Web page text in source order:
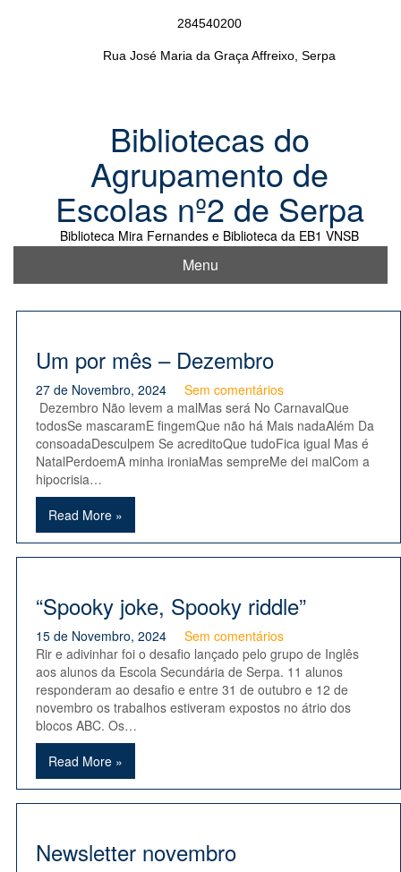
284540200
Rua José Maria da Graça Affreixo, Serpa
Bibliotecas do
Agrupamento de
Escolas nº2 de Serpa
Biblioteca Mira Fernandes e Biblioteca da EB1 VNSB
Menu
Um por mês – Dezembro
27 de Novembro, 2024
Sem comentários
Dezembro Não levem a malMas será No CarnavalQue
todosSe mascaramE fingemQue não há Mais nadaAlém Da
consoadaDesculpem Se acreditoQue tudoFica igual Mas é
NatalPerdoemA minha ironiaMas sempreMe dei malCom a
hipocrisia…
Read More »
“Spooky joke, Spooky riddle”
15 de Novembro, 2024
Sem comentários
Rir e adivinhar foi o desafio lançado pelo grupo de Inglês
aos alunos da Escola Secundária de Serpa. 11 alunos
responderam ao desafio e entre 31 de outubro e 12 de
novembro os trabalhos estiveram expostos no átrio dos
blocos ABC. Os…
Read More »
Newsletter novembro